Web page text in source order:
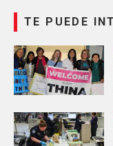
TE PUEDE